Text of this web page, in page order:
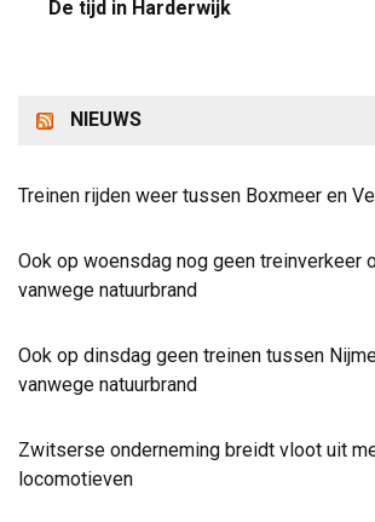
De tijd in Harderwijk
NIEUWS
Treinen rijden weer tussen Boxmeer en
Ook op woensdag nog geen treinverkeer
vanwege natuurbrand
Ook op dinsdag geen treinen tussen
vanwege natuurbrand
Zwitserse onderneming breidt vloot uit
locomotieven